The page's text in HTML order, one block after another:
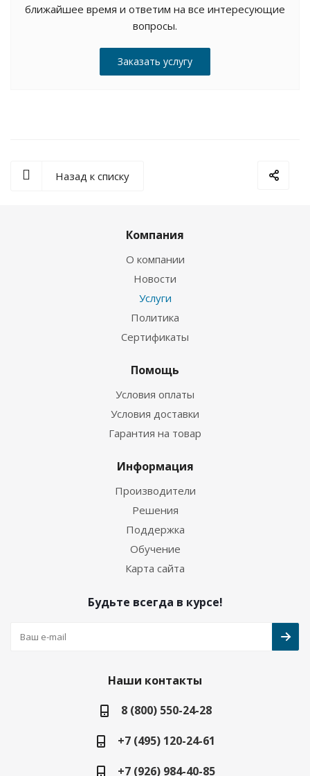
ближайшее время и ответим на все интересующие
вопросы.
Заказать услугу
Назад к списку
Компания
О компании
Новости
Услуги
Политика
Сертификаты
Помощь
Условия оплаты
Условия доставки
Гарантия на товар
Информация
Производители
Решения
Поддержка
Обучение
Карта сайта
Будьте всегда в курсе!
Наши контакты
8 (800) 550-24-28
+7 (495) 120-24-61
+7 (926) 984-40-85